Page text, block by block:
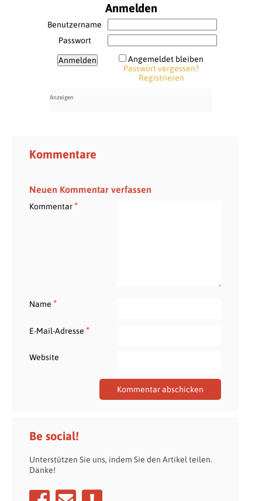
Anmelden
Benutzername
Passwort
Angemeldet bleiben
Passwort vergessen?
Registrieren
Kommentare
Neuen Kommentar verfassen
Kommentar*
Name *
E-Mail-Adresse *
Website
Be social!
Unterstützen Sie uns, indem Sie den Artikel teilen.
Danke!